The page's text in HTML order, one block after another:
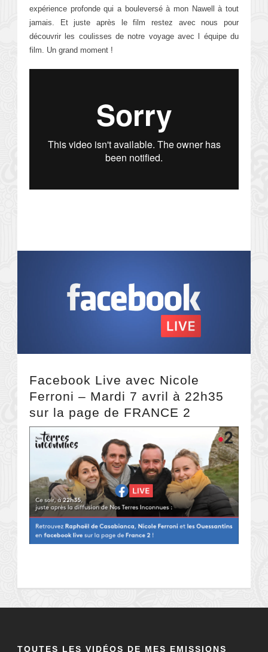
expérience profonde qui a bouleversé à mon Nawell à tout
jamais. Et juste après le film restez avec nous pour
découvrir les coulisses de notre voyage avec l équipe du
film. Un grand moment !
Facebook Live avec Nicole
Ferroni – Mardi 7 avril à 22h35
sur la page de FRANCE 2
TOUTES LES VIDÉOS DE MES EMISSIONS